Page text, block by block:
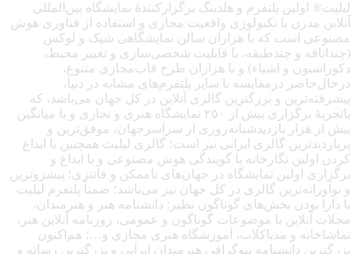
لیلیت® اولین پلتفرم و هلدینگ برگزارکنندهٔ نمایشگاه بین‌المللی
آنلاین مدرن با تکنولوژی واقعیت مجازی و استفاده از فناوری هوش
مصنوعی است که با هزاران سالن نمایشگاهی شیک و لوکس
(چنداتاقه و چندطبقه، با قابلیت شخصی‌سازی و تغییر محیط،
دکوراسیون و اشیاء) و با هزاران طرح قاب‌مجازی متنوع،
درحال‌حاضر درمقایسه با سایر پلتفرم‌های مشابه در دنیا،
پیشرفته‌ترین و بزرگترین گالری آنلاین در کل جهان می‌باشد، که
باتجربهٔ برگزاری بیش از ۲۵۰ نمایشگاه هنری و تجاری و با میانگین
بیش از هزار بازدیدشبانه‌روزی از سراسرجهان، موفق‌ترین و
پربازدیدترین گالری ایرانی نیز است؛ گالری لیلیت همچنین با ابداع
کردن اولین نگارخانه با گویندگی هوش مصنوعی و با ابداع و
برگزاری اولین نمایشگاه در جهان‌های ناممکن و فانتزی؛ پیشروترین
و نوآورانه‌ترین گالری در کل جهان نیز می‌باشد؛ ضمناً پلتفرم لیلیت
با دارا بودن بخش‌های گوناگون نظیر: دانشنامه هنر و هنرمندان،
مجلات آنلاین با موضوعات گوناگون و عمومی، روزنامه آنلاین هنر،
تماشاخانه و مدیاکلاب، آموزشگاه هنری مجازی و…؛ هم‌اکنون
بزرگترین دانشنامه بیوگرافی هنرمندان ایرانی و بزرگترین رسانه و